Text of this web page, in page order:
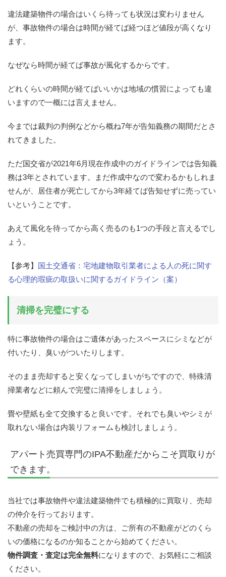
違法建築物件の場合はいくら待っても状況は変わりません
が、事故物件の場合は時間が経てば経つほど値段が高くなり
ます。
なぜなら時間が経てば事故が風化するからです。
どれくらいの時間が経てばいいかは地域の慣習によっても違
いますので一概には言えません。
今までは裁判の判例などから概ね7年が告知義務の期間だとさ
れてきました。
ただ国交省が2021年6月現在作成中のガイドラインでは告知義
務は3年とされています。まだ作成中なので変わるかもしれま
せんが、居住者が死亡してから3年経てば告知せずに売ってい
いということです。
あえて風化を待ってから高く売るのも1つの手段と言えるでし
ょう。
【参考】 国土交通省：宅地建物取引業者による人の死に関す
る心理的瑕疵の取扱いに関するガイドライン（案）
清掃を完璧にする
特に事故物件の場合はご遺体があったスペースにシミなどが
付いたり、臭いがついたりします。
そのまま売却すると安くなってしまいがちですので、特殊清
掃業者などに頼んで完璧に清掃をしましょう。
畳や壁紙も全て交換すると良いです。それでも臭いやシミが
取れない場合は内装リフォームも検討しましょう。
アパート売買専門のIPA不動産だからこそ買取りが
できます。
当社では事故物件や違法建築物件でも積極的に買取り、売却
の仲介を行っております。
不動産の売却をご検討中の方は、ご所有の不動産がどのくら
いの価格になるのか知ることから始めてください。
物件調査・査定は完全無料になりますので、お気軽にご相談
ください。